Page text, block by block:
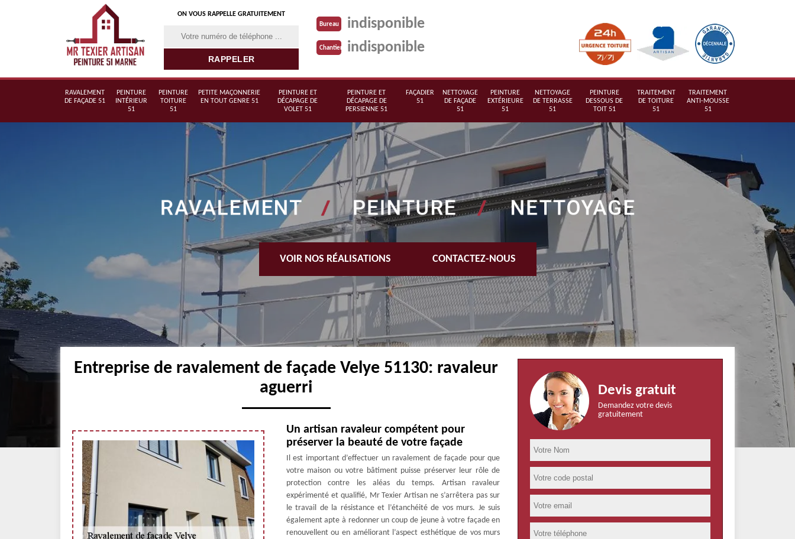
ON VOUS RAPPELLE GRATUITEMENT
Bureau indisponible
Chantier indisponible
RAVALEMENT
DE FAÇADE 51
PEINTURE
INTÉRIEUR
51
PEINTURE
TOITURE
51
PETITE MAÇONNERIE
EN TOUT GENRE 51
PEINTURE ET
DÉCAPAGE DE
VOLET 51
PEINTURE ET
DÉCAPAGE DE
PERSIENNE 51
FAÇADIER
51
NETTOYAGE
DE FAÇADE
51
PEINTURE
EXTÉRIEURE
51
NETTOYAGE
DE TERRASSE
51
PEINTURE
DESSOUS DE
TOIT 51
TRAITEMENT
DE TOITURE
51
TRAITEMENT
ANTI-MOUSSE
51
VOIR NOS RÉALISATIONS CONTACTEZ-NOUS
Entreprise de ravalement de façade Velye 51130: ravaleur
aguerri
Un artisan ravaleur compétent pour
préserver la beauté de votre façade
Il est important d’effectuer un ravalement de façade pour que
votre maison ou votre bâtiment puisse préserver leur rôle de
protection contre les aléas du temps. Artisan ravaleur
expérimenté et qualifié, Mr Texier Artisan ne s’arrêtera pas sur
le travail de la résistance et l’étanchéité de vos murs. Je suis
également apte à redonner un coup de jeune à votre façade en
renouvellent ou en améliorant l’aspect esthétique de vos murs
Devis gratuit
Demandez votre devis
gratuitement